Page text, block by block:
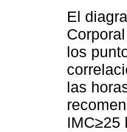
El
los
las
IMC≥25